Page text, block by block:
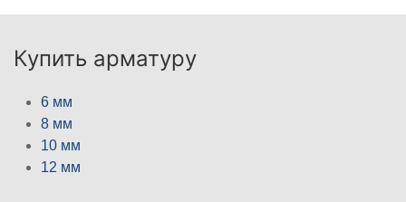
Купить арматуру
6 мм
8 мм
10 мм
12 мм